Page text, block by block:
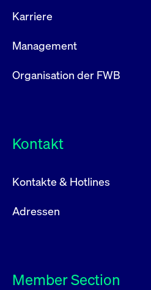
Karriere
Management
Organisation der FWB
Kontakt
Kontakte & Hotlines
Adressen
Member Section